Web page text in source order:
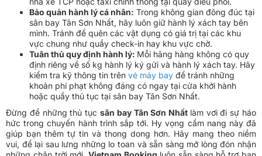
Bảo quản hành lý cá nhân: Trong không gian đông đúc tại
sân bay Tân Sơn Nhất, hãy luôn giữ hành lý xách tay bên
mình. Tránh để quên các vật dụng có giá trị tại các khu
vực chung như quầy check-in hay khu vực chờ.
Tuân thủ quy định hành lý: Mỗi hãng hàng không có quy
định riêng về số kg hành lý ký gửi và hành lý xách tay. Hãy
kiểm tra kỹ thông tin trên vé máy bay để tránh những
khoản phí phạt không đáng có ngay tại cửa khởi hành
hoặc quầy thủ tục tại sân bay Tân Sơn Nhất.
Đừng để những thủ tục sân bay Tân Sơn Nhất làm vơi đi sự háo
hức trong chuyến hành trình sắp tới. Hy vọng cẩm nang này đã
giúp bạn thêm tự tin và thong dong hơn. Hãy mang theo niềm
vui, để lại sau lưng những lo toan và sẵn sàng mở lòng đón nhận